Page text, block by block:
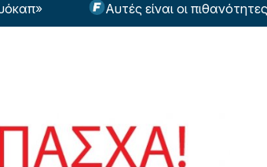
Αυτές είναι οι πιθανότητες